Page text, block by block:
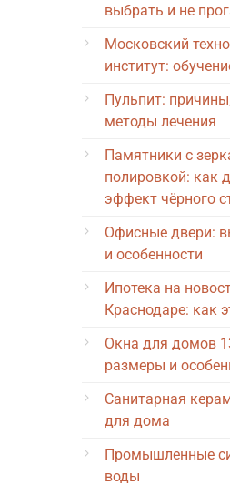
выбрать и не
Московский
институт:
Пульпит:
методы лечения
Памятники с
полировкой: как
эффект чёрного
Офисные двери:
и особенности
Ипотека на
Краснодаре: как
Окна для домов
размеры и
Санитарная
для дома
Промышленные
воды